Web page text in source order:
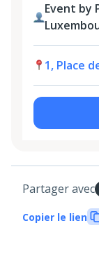
Event by
1, Place
Partager avec
Copier le lien